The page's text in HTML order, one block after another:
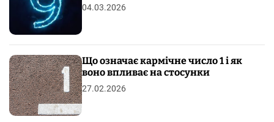
04.03.2026
Що означає кармічне число 1 і як
воно впливає на стосунки
27.02.2026